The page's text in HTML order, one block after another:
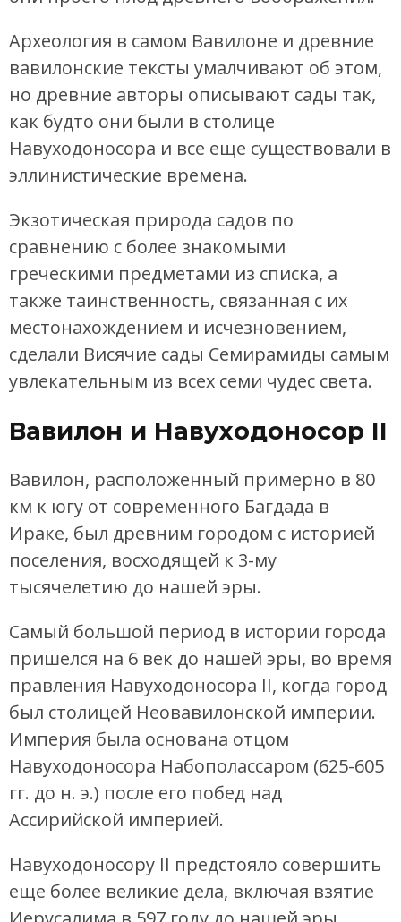
Археология в самом Вавилоне и древние
вавилонские тексты умалчивают об этом,
но древние авторы описывают сады так,
как будто они были в столице
Навуходоносора и все еще существовали в
эллинистические времена.
Экзотическая природа садов по
сравнению с более знакомыми
греческими предметами из списка, а
также таинственность, связанная с их
местонахождением и исчезновением,
сделали Висячие сады Семирамиды самым
увлекательным из всех семи чудес света.
Вавилон и Навуходоносор II
Вавилон, расположенный примерно в 80
км к югу от современного Багдада в
Ираке, был древним городом с историей
поселения, восходящей к 3-му
тысячелетию до нашей эры.
Самый большой период в истории города
пришелся на 6 век до нашей эры, во время
правления Навуходоносора II, когда город
был столицей Неовавилонской империи.
Империя была основана отцом
Навуходоносора Набополассаром (625-605
гг. до н. э.) после его побед над
Ассирийской империей.
Навуходоносору II предстояло совершить
еще более великие дела, включая взятие